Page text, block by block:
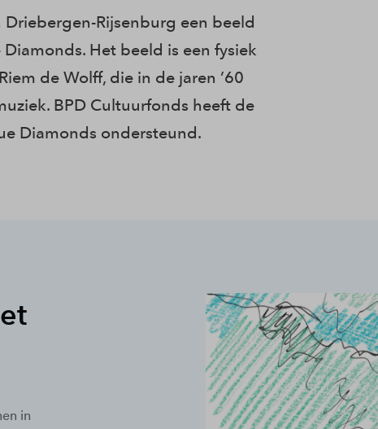
Rijsenburg een beeld
Het beeld is een fysiek
de Wolff, die in de jaren ’60
BPD Cultuurfonds heeft de
Diamonds ondersteund.
in